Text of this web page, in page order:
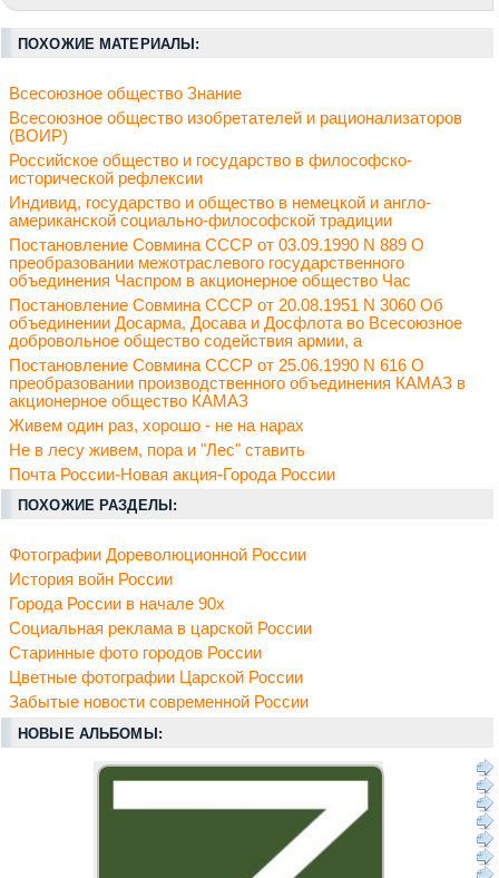
ПОХОЖИЕ МАТЕРИАЛЫ:
Всесоюзное общество Знание
Всесоюзное общество изобретателей и рационализаторов
(ВОИР)
Российское общество и государство в философско-
исторической рефлексии
Индивид, государство и общество в немецкой и англо-
американской социально-философской традиции
Постановление Совмина СССР от 03.09.1990 N 889 О
преобразовании межотраслевого государственного
объединения Часпром в акционерное общество Час
Постановление Совмина СССР от 20.08.1951 N 3060 Об
объединении Досарма, Досава и Досфлота во Всесоюзное
добровольное общество содействия армии, а
Постановление Совмина СССР от 25.06.1990 N 616 О
преобразовании производственного объединения КАМАЗ в
акционерное общество КАМАЗ
Живем один раз, хорошо - не на нарах
Не в лесу живем, пора и "Лес" ставить
Почта России-Новая акция-Города России
ПОХОЖИЕ РАЗДЕЛЫ:
Фотографии Дореволюционной России
История войн России
Города России в начале 90х
Социальная реклама в царской России
Старинные фото городов России
Цветные фотографии Царской России
Забытые новости современной России
НОВЫЕ АЛЬБОМЫ: